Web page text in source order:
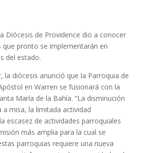
Diócesis de Providence dio a conocer
que pronto se implementarán en
del estado.
la diócesis anunció que la Parroquia de
en Warren se fusionará con la
María de la Bahía. “La disminución
a misa, la limitada actividad
escasez de actividades parroquiales
más amplia para la cual se
parroquias requiere una nueva